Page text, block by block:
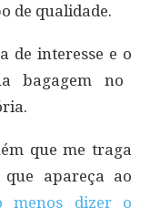
de qualidade.
de interesse e o
bagagem no
que me traga
apareça ao
menos dizer o